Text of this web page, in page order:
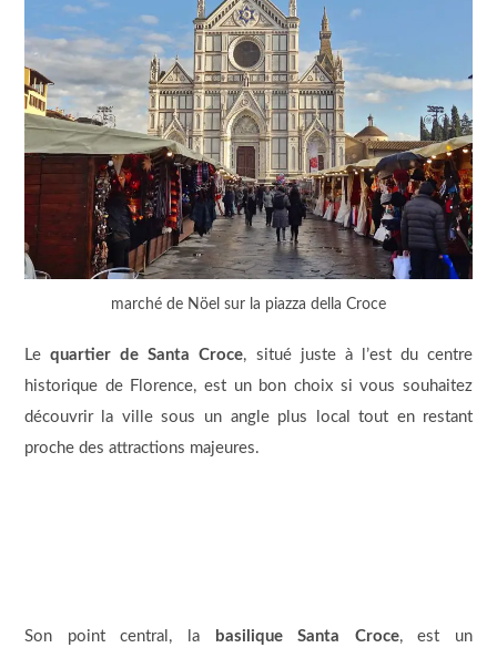
marché de Nöel sur la piazza della Croce
Le quartier de Santa Croce, situé juste à l’est du centre
historique de Florence, est un bon choix si vous souhaitez
découvrir la ville sous un angle plus local tout en restant
proche des attractions majeures.
Son point central, la basilique Santa Croce, est un